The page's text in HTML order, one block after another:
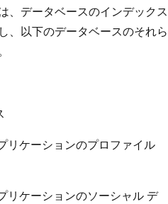
、データベースのインデックス
、以下のデータベースのそれら
リケーションのプロファイル
リケーションのソーシャル デ